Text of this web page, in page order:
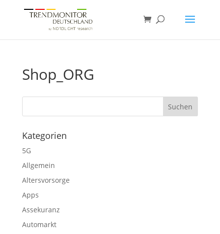
Shop_ORG
Kategorien
5G
Allgemein
Altersvorsorge
Apps
Assekuranz
Automarkt